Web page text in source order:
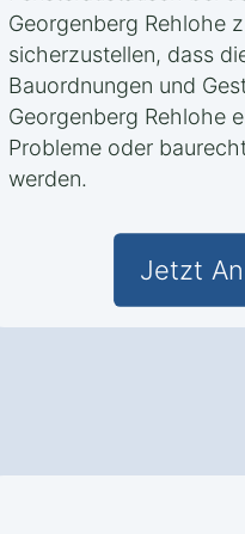
Georgenberg Rehlohe
sicherzustellen, dass
Bauordnungen und
Georgenberg Rehlohe
Probleme oder
werden.
Jetzt